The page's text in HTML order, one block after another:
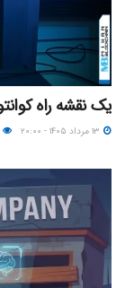
یک نقشه راه